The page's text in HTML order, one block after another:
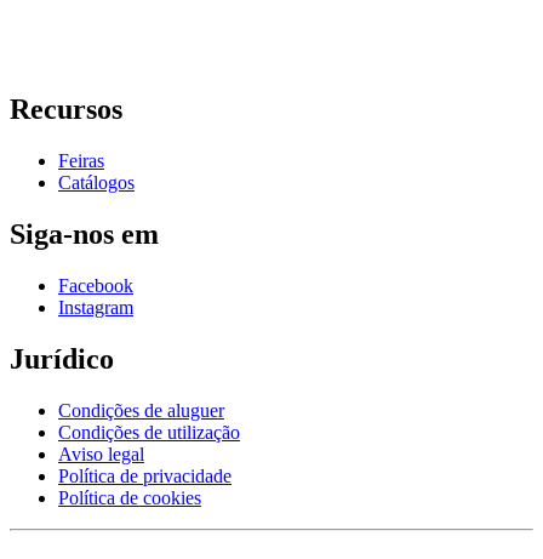
Recursos
Feiras
Catálogos
Siga-nos em
Facebook
Instagram
Jurídico
Condições de aluguer
Condições de utilização
Aviso legal
Política de privacidade
Política de cookies